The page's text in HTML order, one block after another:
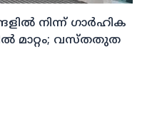
നിന്ന് ഗാര്‍ഹിക
മാറ്റം; വസ്തതുത